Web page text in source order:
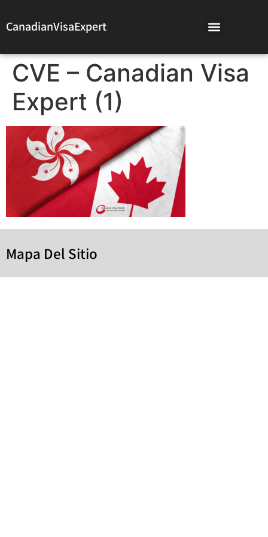
CanadianVisaExpert
CVE – Canadian Visa
Expert (1)
Mapa Del Sitio